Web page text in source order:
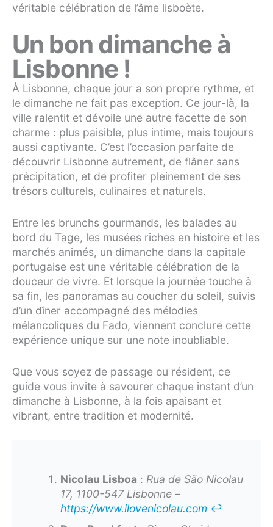
véritable célébration de l’âme lisboète.
Un bon dimanche à
Lisbonne !
À Lisbonne, chaque jour a son propre rythme, et
le dimanche ne fait pas exception. Ce jour-là, la
ville ralentit et dévoile une autre facette de son
charme : plus paisible, plus intime, mais toujours
aussi captivante. C’est l’occasion parfaite de
découvrir Lisbonne autrement, de flâner sans
précipitation, et de profiter pleinement de ses
trésors culturels, culinaires et naturels.
Entre les brunchs gourmands, les balades au
bord du Tage, les musées riches en histoire et les
marchés animés, un dimanche dans la capitale
portugaise est une véritable célébration de la
douceur de vivre. Et lorsque la journée touche à
sa fin, les panoramas au coucher du soleil, suivis
d’un dîner accompagné des mélodies
mélancoliques du Fado, viennent conclure cette
expérience unique sur une note inoubliable.
Que vous soyez de passage ou résident, ce
guide vous invite à savourer chaque instant d’un
dimanche à Lisbonne, à la fois apaisant et
vibrant, entre tradition et modernité.
Nicolau Lisboa : Rua de São Nicolau
17, 1100-547 Lisbonne–
https://www.ilovenicolau.com ↩︎